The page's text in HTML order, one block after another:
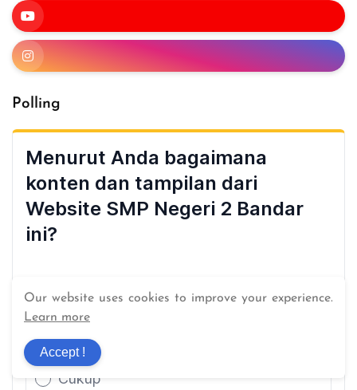
Polling
Our website uses cookies to improve your experience.
Learn more
Accept !